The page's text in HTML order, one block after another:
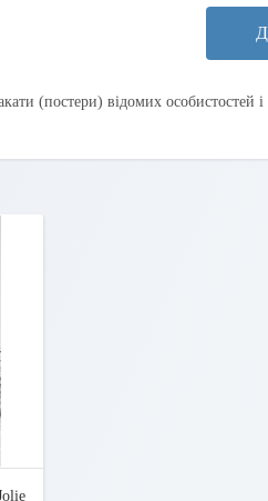
(постери) відомих особистостей